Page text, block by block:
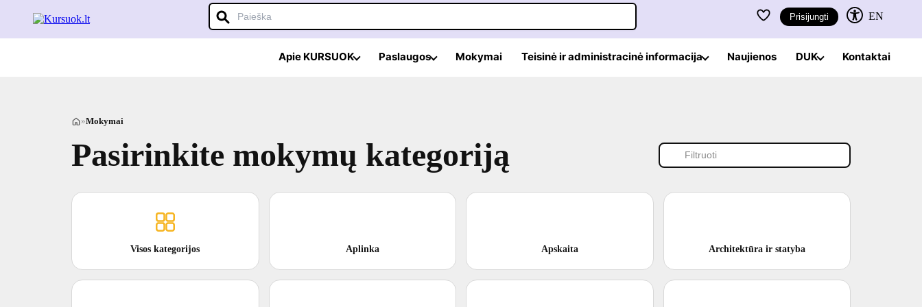
Prisijungti EN
Apie KURSUOK Paslaugos Mokymai Teisinė ir administracinė informacija Naujienos DUK Kontaktai
»Mokymai
Pasirinkite mokymų kategoriją Filtruoti kategorijas
Visos kategorijos Aplinka Apskaita Architektūra ir statyba